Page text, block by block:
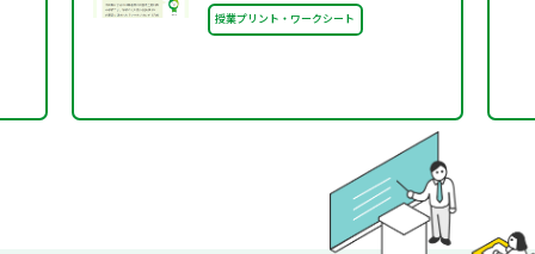
授業プリント・ワークシート